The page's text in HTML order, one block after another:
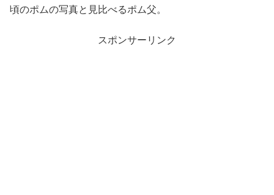
頃のポムの写真と見比べるポム父。
スポンサーリンク